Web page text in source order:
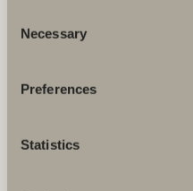
Selection
Necessary
Preferences
Statistics
Verkstadsvägen 1
Svedbergs kundservice.